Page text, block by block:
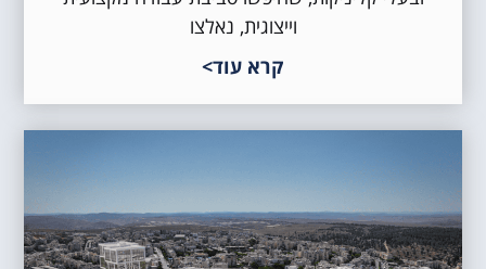
וייצוגית, נאלצו
קרא עוד>